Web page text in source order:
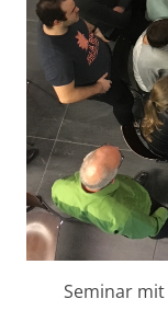
Seminar mit